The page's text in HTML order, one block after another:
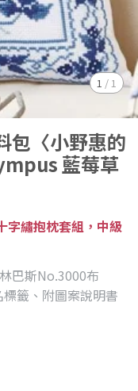
1 / 1
包〈小野惠的
藍莓草
字繡抱枕套組，中級
巴斯No.3000布
籤、附圖案說明書